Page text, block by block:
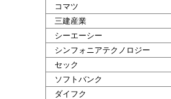
コマツ
三建産業
シーエーシー
シンフォニアテクノロジー
セック
ソフトバンク
ダイフク